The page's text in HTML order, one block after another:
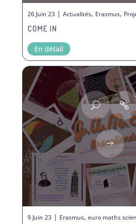
26 Juin 23| Actualités, Erasmus,
COME IN
En détail
G.A.M.E.
9 Juin 23| Erasmus, euro maths